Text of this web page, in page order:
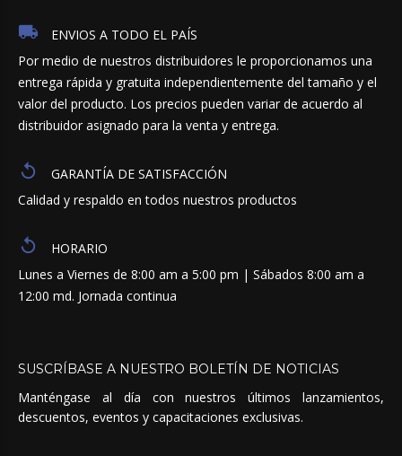
ENVIOS A TODO EL PAÍS
Por medio de nuestros distribuidores le proporcionamos una
entrega rápida y gratuita independientemente del tamaño y el
valor del producto. Los precios pueden variar de acuerdo al
distribuidor asignado para la venta y entrega.
GARANTÍA DE SATISFACCIÓN
Calidad y respaldo en todos nuestros productos
HORARIO
Lunes a Viernes de 8:00 am a 5:00 pm | Sábados 8:00 am a
12:00 md. Jornada continua
SUSCRÍBASE A NUESTRO BOLETÍN DE NOTICIAS
Manténgase al día con nuestros últimos lanzamientos,
descuentos, eventos y capacitaciones exclusivas.